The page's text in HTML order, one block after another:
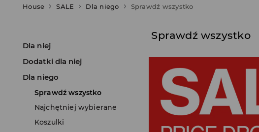
House SALE Dla niego Sprawdź wszystko
Dla niej
Dodatki dla niej
Dla niego
Sprawdź wszystko
Najchętniej wybierane
Koszulki
Sprawdź wszystko